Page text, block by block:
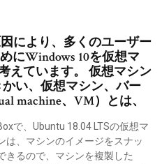
により、多くのユーザー
にWindows 10を仮想マ
えています。 仮想マシン
い、仮想マシン、バー
machine、VM）とは、
で、Ubuntu 18.04 LTSの仮想マ
は、マシンのイメージをスナッ
きるので、マシンを複製した